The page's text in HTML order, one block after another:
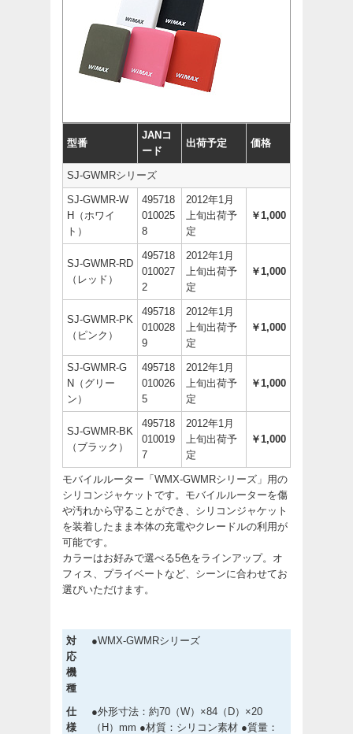
型番
JANコ
ード
出荷予定 価格
SJ-GWMRシリーズ
SJ-GWMR-W
H（ホワイ
ト）
495718
010025
8
2012年1月
上旬出荷予
定
￥1,000
SJ-GWMR-RD
（レッド）
495718
010027
2
2012年1月
上旬出荷予
定
￥1,000
SJ-GWMR-PK
（ピンク）
495718
010028
9
2012年1月
上旬出荷予
定
￥1,000
SJ-GWMR-G
N（グリー
ン）
495718
010026
5
2012年1月
上旬出荷予
定
￥1,000
SJ-GWMR-BK
（ブラック）
495718
010019
7
2012年1月
上旬出荷予
定
￥1,000
モバイルルーター「 WMX-GWMRシリーズ 」用の
シリコンジャケットです。モバイルルーターを傷
や汚れから守ることができ、シリコンジャケット
を装着したまま本体の充電やクレードルの利用が
可能です。
カラーはお好みで選べる5色をラインアップ。オ
フィス、プライベートなど、シーンに合わせてお
選びいただけます。
対
応
機
種
●WMX-GWMRシリーズ
仕
様
●外形寸法：約70（W）×84（D）×20
（H）mm ●材質：シリコン素材 ●質量：